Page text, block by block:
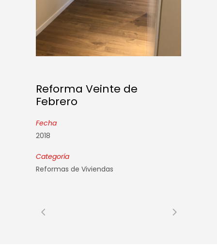
Reforma Veinte de
Febrero
Fecha
2018
Categoría
Reformas de Viviendas